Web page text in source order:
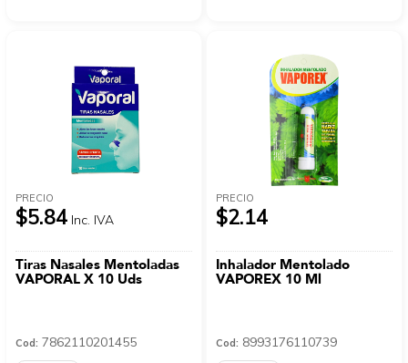
PRECIO
$5.84 Inc. IVA
Tiras Nasales Mentoladas
VAPORAL X 10 Uds
Cod: 7862110201455
PRECIO
$2.14
Inhalador Mentolado
VAPOREX 10 Ml
Cod: 8993176110739